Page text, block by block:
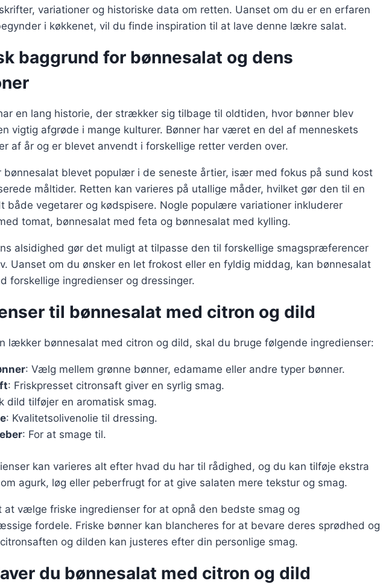
variationer og historiske data om retten. Uanset om du er en erfaren
i køkkenet, vil du finde inspiration til at lave denne lækre salat.
baggrund for bønnesalat og dens
en lang historie, der strækker sig tilbage til oldtiden, hvor bønner blev
vigtig afgrøde i mange kulturer. Bønner har været en del af menneskets
af år og er blevet anvendt i forskellige retter verden over.
bønnesalat blevet populær i de seneste årtier, især med fokus på sund kost
måltider. Retten kan varieres på utallige måder, hvilket gør den til en
både vegetarer og kødspisere. Nogle populære variationer inkluderer
tomat, bønnesalat med feta og bønnesalat med kylling.
alsidighed gør det muligt at tilpasse den til forskellige smagspræferencer
Uanset om du ønsker en let frokost eller en fyldig middag, kan bønnesalat
forskellige ingredienser og dressinger.
til bønnesalat med citron og dild
lækker bønnesalat med citron og dild, skal du bruge følgende ingredienser:
: Vælg mellem grønne bønner, edamame eller andre typer bønner.
: Friskpresset citronsaft giver en syrlig smag.
dild tilføjer en aromatisk smag.
: Kvalitetsolivenolie til dressing.
: For at smage til.
kan varieres alt efter hvad du har til rådighed, og du kan tilføje ekstra
agurk, løg eller peberfrugt for at give salaten mere tekstur og smag.
at vælge friske ingredienser for at opnå den bedste smag og
fordele. Friske bønner kan blancheres for at bevare deres sprødhed og
og dilden kan justeres efter din personlige smag.
du bønnesalat med citron og dild